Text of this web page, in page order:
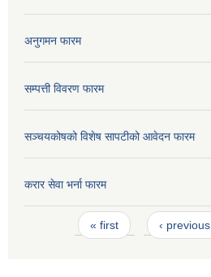
अनुगमन फारम
सम्पत्ती विवरण फारम
सञ्चयकोषको विशेष सापटीको आवेदन फारम
करार सेवा भर्ना फारम
Pages« first ‹ previous